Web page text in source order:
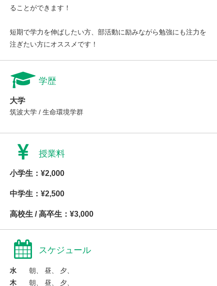
ることができます！
短期で学力を伸ばしたい方、部活動に励みながら勉強にも注力を
注ぎたい方にオススメです！
学歴
大学
筑波大学 / 生命環境学群
授業料
小学生：¥2,000
中学生：¥2,500
高校生 / 高卒生：¥3,000
スケジュール
水
朝、 昼、 夕、
木
朝、 昼、 夕、